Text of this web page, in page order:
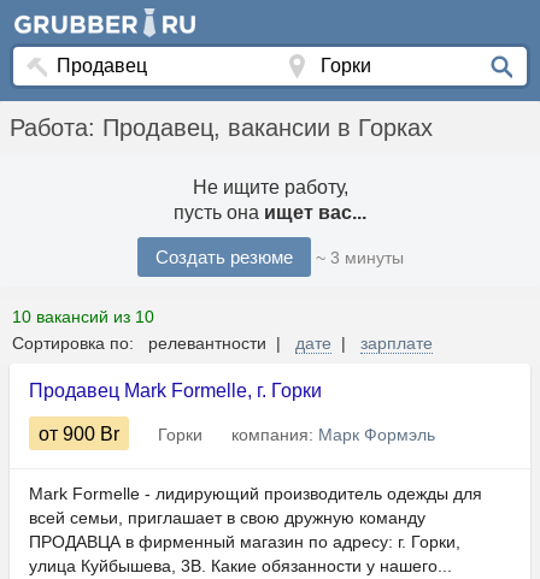
Работа: Продавец, вакансии в Горках
Не ищите работу,
пусть она ищет вас...
Создать резюме ~ 3 минуты
10 вакансий из 10
Сортировка по: релевантности | дате | зарплате
Продавец Mark Formelle, г. Горки
от 900 Br Горки компания: Марк Формэль
Mark Formelle - лидирующий производитель одежды для
всей семьи, приглашает в свою дружную команду
ПРОДАВЦА в фирменный магазин по адресу: г. Горки,
улица Куйбышева, 3В. Какие обязанности у нашего...